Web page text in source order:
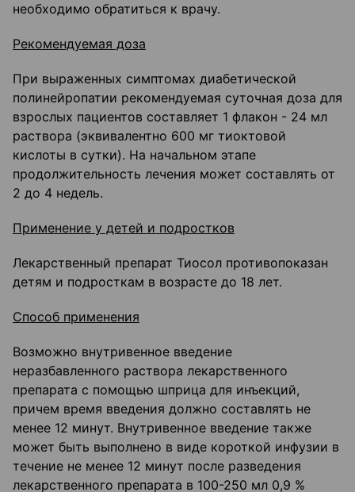
необходимо обратиться к врачу.
Рекомендуемая доза
При выраженных симптомах диабетической
полинейропатии рекомендуемая суточная доза для
взрослых пациентов составляет 1 флакон - 24 мл
раствора (эквивалентно 600 мг тиоктовой
кислоты в сутки). На начальном этапе
продолжительность лечения может составлять от
2 до 4 недель.
Применение у детей и подростков
Лекарственный препарат Тиосол противопоказан
детям и подросткам в возрасте до 18 лет.
Способ применения
Возможно внутривенное введение
неразбавленного раствора лекарственного
препарата с помощью шприца для инъекций,
причем время введения должно составлять не
менее 12 минут. Внутривенное введение также
может быть выполнено в виде короткой инфузии в
течение не менее 12 минут после разведения
лекарственного препарата в 100-250 мл 0,9 %